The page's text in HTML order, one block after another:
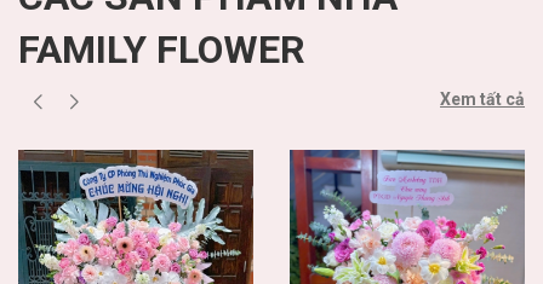
FAMILY FLOWER
Xem tất cả